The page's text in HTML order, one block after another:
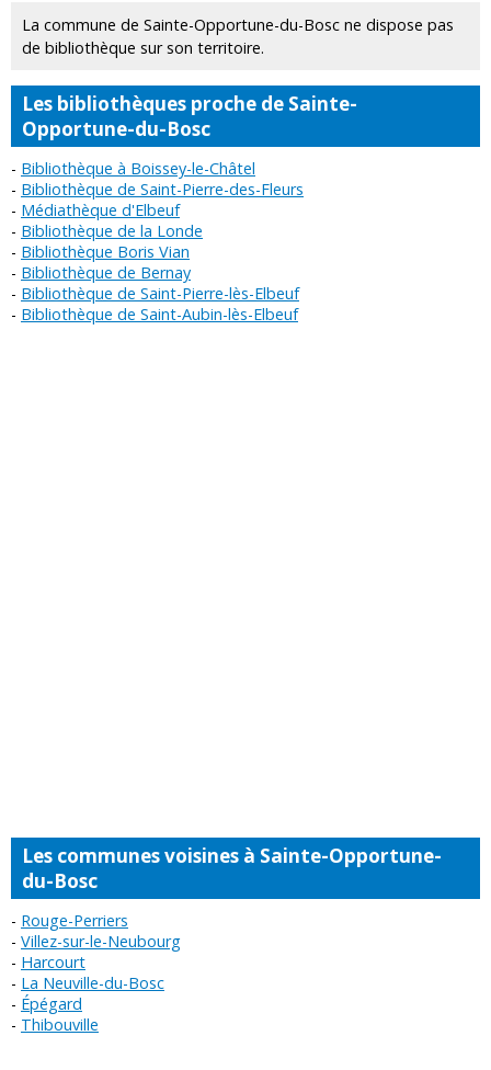
La commune de Sainte-Opportune-du-Bosc ne dispose pas
de bibliothèque sur son territoire.
Les bibliothèques proche de Sainte-
Opportune-du-Bosc
Bibliothèque à Boissey-le-Châtel
Bibliothèque de Saint-Pierre-des-Fleurs
Médiathèque d'Elbeuf
Bibliothèque de la Londe
Bibliothèque Boris Vian
Bibliothèque de Bernay
Bibliothèque de Saint-Pierre-lès-Elbeuf
Bibliothèque de Saint-Aubin-lès-Elbeuf
Les communes voisines à Sainte-Opportune-
du-Bosc
Rouge-Perriers
Villez-sur-le-Neubourg
Harcourt
La Neuville-du-Bosc
Épégard
Thibouville